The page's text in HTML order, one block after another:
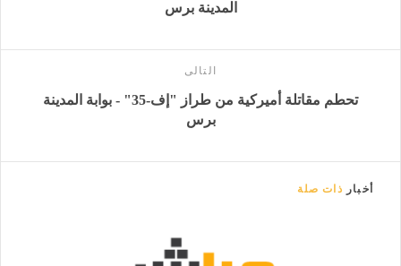
المدينة برس
التالى
تحطم مقاتلة أميركية من طراز "إف-35" - بوابة المدينة
برس
أخبار ذات صلة